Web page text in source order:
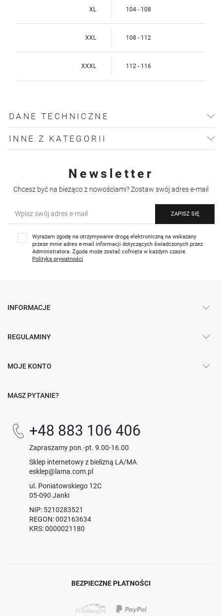
XL 104 - 108
XXL 108 - 112
XXXL 112 - 116
DANE TECHNICZNE
INNE Z KATEGORII
Newsletter
Chcesz być na bieżąco z nowościami? Zostaw swój adres e-mail
ZAPISZ SIĘ
Wyrażam zgodę na otrzymywanie drogą elektroniczną na wskazany
przeze mnie adres e-mail informacji dotyczących świadczonych przez
Administratora. Zgoda może zostać cofnięta w każdym czasie.
Polityka prywatności
INFORMACJE
REGULAMINY
MOJE KONTO
MASZ PYTANIE?
+48 883 106 406
Zapraszamy pon.-pt. 9.00-16.00
Sklep internetowy z bielizną LA/MA
esklep@lama.com.pl
ul. Poniatowskiego 12C
05-090 Janki
NIP: 5210283521
REGON: 002163634
KRS: 0000021180
BEZPIECZNE PŁATNOŚCI